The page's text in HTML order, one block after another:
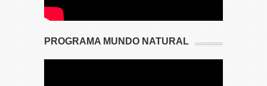
PROGRAMA MUNDO NATURAL